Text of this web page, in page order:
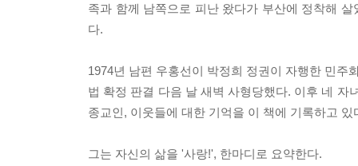
족과 함께 남쪽으로 피난 왔다가 부산에 정착해
다.
1974년 남편 우홍선이 박정희 정권이 자행한 민주
법 확정 판결 다음 날 새벽 사형당했다. 이후 네 자
종교인, 이웃들에 대한 기억을 이 책에 기록하고 있
그는 자신의 삶을 '사랑!', 한마디로 요약한다.